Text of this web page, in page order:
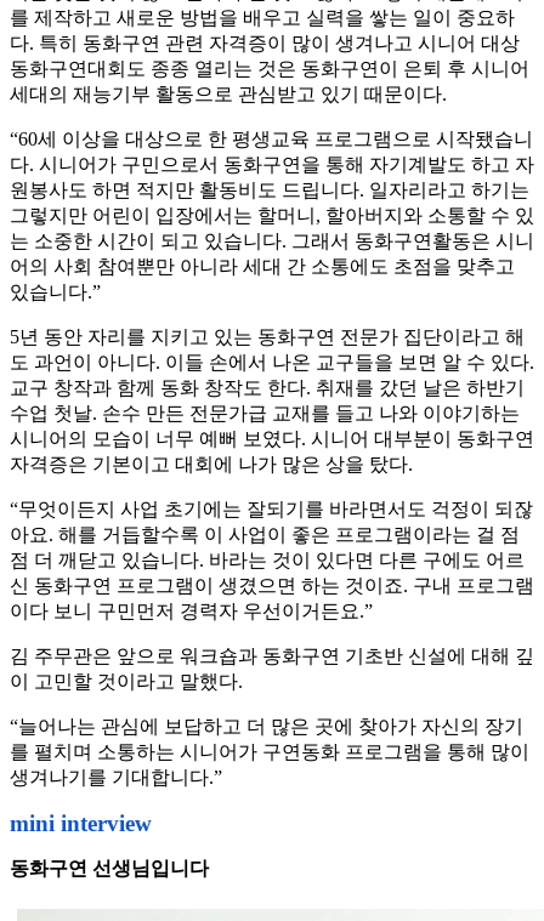
를 제작하고 새로운 방법을 배우고 실력을 쌓는 일이 중요하
다. 특히 동화구연 관련 자격증이 많이 생겨나고 시니어 대상
동화구연대회도 종종 열리는 것은 동화구연이 은퇴 후 시니어
세대의 재능기부 활동으로 관심받고 있기 때문이다.
“60세 이상을 대상으로 한 평생교육 프로그램으로 시작됐습니
다. 시니어가 구민으로서 동화구연을 통해 자기계발도 하고 자
원봉사도 하면 적지만 활동비도 드립니다. 일자리라고 하기는
그렇지만 어린이 입장에서는 할머니, 할아버지와 소통할 수 있
는 소중한 시간이 되고 있습니다. 그래서 동화구연활동은 시니
어의 사회 참여뿐만 아니라 세대 간 소통에도 초점을 맞추고
있습니다.”
5년 동안 자리를 지키고 있는 동화구연 전문가 집단이라고 해
도 과언이 아니다. 이들 손에서 나온 교구들을 보면 알 수 있다.
교구 창작과 함께 동화 창작도 한다. 취재를 갔던 날은 하반기
수업 첫날. 손수 만든 전문가급 교재를 들고 나와 이야기하는
시니어의 모습이 너무 예뻐 보였다. 시니어 대부분이 동화구연
자격증은 기본이고 대회에 나가 많은 상을 탔다.
“무엇이든지 사업 초기에는 잘되기를 바라면서도 걱정이 되잖
아요. 해를 거듭할수록 이 사업이 좋은 프로그램이라는 걸 점
점 더 깨닫고 있습니다. 바라는 것이 있다면 다른 구에도 어르
신 동화구연 프로그램이 생겼으면 하는 것이죠. 구내 프로그램
이다 보니 구민먼저 경력자 우선이거든요.”
김 주무관은 앞으로 워크숍과 동화구연 기초반 신설에 대해 깊
이 고민할 것이라고 말했다.
“늘어나는 관심에 보답하고 더 많은 곳에 찾아가 자신의 장기
를 펼치며 소통하는 시니어가 구연동화 프로그램을 통해 많이
생겨나기를 기대합니다.”
mini interview
동화구연 선생님입니다